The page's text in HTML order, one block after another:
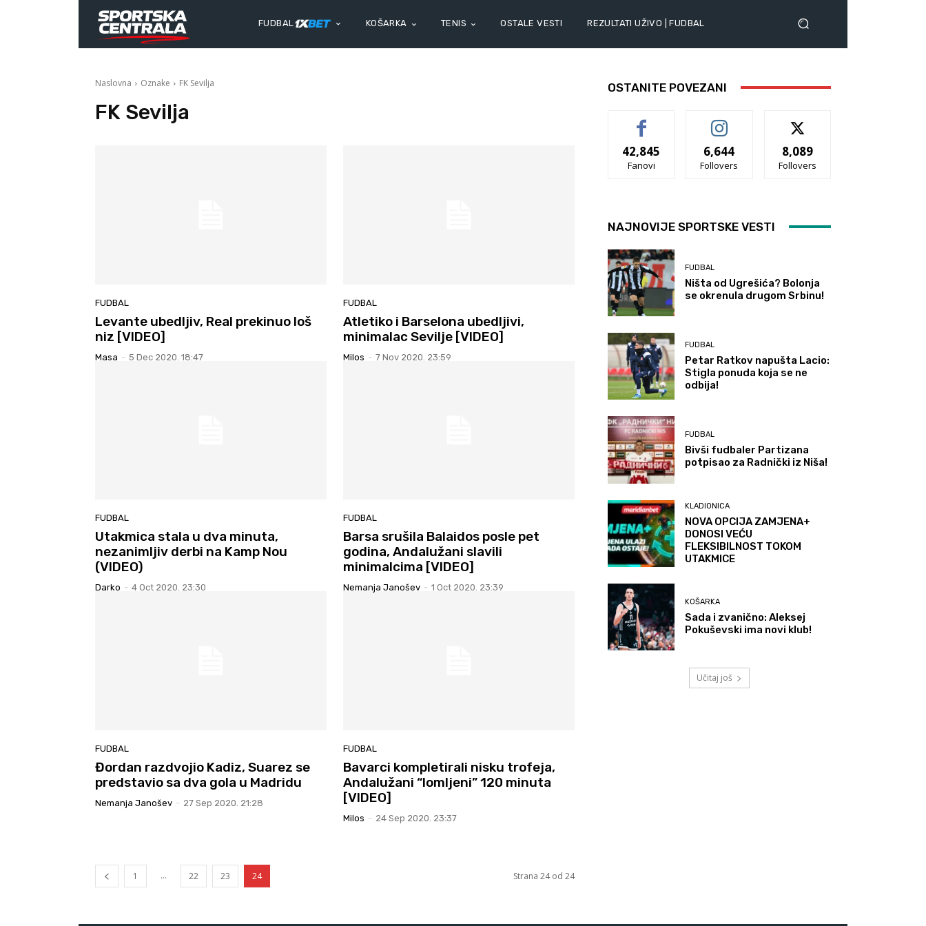
FUDBAL KOŠARKA TENIS OSTALE VESTI REZULTATI UŽIVO | FUDBAL
Naslovna Oznake FK Sevilja
FK Sevilja
FUDBAL
Levante ubedljiv, Real prekinuo loš
niz [VIDEO]
Masa - 5 Dec 2020. 18:47
FUDBAL
Atletiko i Barselona ubedljivi,
minimalac Sevilje [VIDEO]
Milos - 7 Nov 2020. 23:59
FUDBAL
Utakmica stala u dva minuta,
nezanimljiv derbi na Kamp Nou
(VIDEO)
Darko - 4 Oct 2020. 23:30
FUDBAL
Barsa srušila Balaidos posle pet
godina, Andalužani slavili
minimalcima [VIDEO]
Nemanja Janošev - 1 Oct 2020. 23:39
FUDBAL
Đordan razdvojio Kadiz, Suarez se
predstavio sa dva gola u Madridu
Nemanja Janošev - 27 Sep 2020. 21:28
FUDBAL
Bavarci kompletirali nisku trofeja,
Andalužani “lomljeni” 120 minuta
[VIDEO]
Milos - 24 Sep 2020. 23:37
1 ... 22 23 24 Strana 24 od 24
OSTANITE POVEZANI
42,845
Fanovi
6,644
Follovers
8,089
Follovers
NAJNOVIJE SPORTSKE VESTI
FUDBAL
Ništa od Ugrešića? Bolonja
se okrenula drugom Srbinu!
FUDBAL
Petar Ratkov napušta Lacio:
Stigla ponuda koja se ne
odbija!
FUDBAL
Bivši fudbaler Partizana
potpisao za Radnički iz Niša!
KLADIONICA
NOVA OPCIJA ZAMJENA+
DONOSI VEĆU
FLEKSIBILNOST TOKOM
UTAKMICE
KOŠARKA
Sada i zvanično: Aleksej
Pokuševski ima novi klub!
Učitaj još